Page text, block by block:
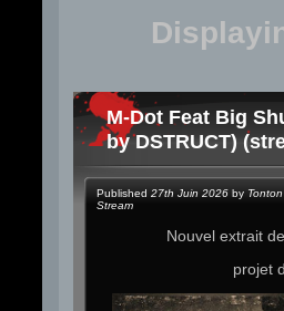
M-Dot Feat Big
by DSTRUCT)
Published 27th Juin 2026 by
Stream
Nouvel extrait de
projet